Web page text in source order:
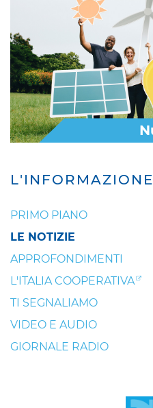
L'INFORMAZIONE
PRIMO PIANO
LE NOTIZIE
APPROFONDIMENTI
L'ITALIA COOPERATIVA
TI SEGNALIAMO
VIDEO E AUDIO
GIORNALE RADIO